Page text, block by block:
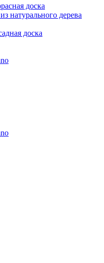
доска
натурального дерева
доска